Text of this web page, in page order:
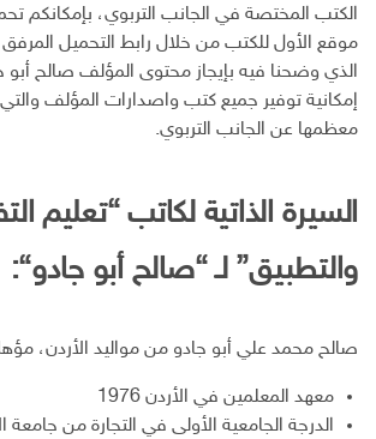
الكتب المختصة في الجانب التربوي، بإمكانكم
موقع الأول للكتب من خلال رابط التحميل
الذي وضحنا فيه بإيجاز محتوى المؤلف صالح أبو
إمكانية توفير جميع كتب واصدارات المؤلف
معظمها عن الجانب التربوي.
السيرة الذاتية لكاتب “تعليم
والتطبيق”لـ “صالح أبو جادو“:
صالح محمد علي أبو جادو من مواليد الأردن،
معهد المعلمين في الأردن 1976
الدرجة الجامعية الأولى في التجارة من جامعة